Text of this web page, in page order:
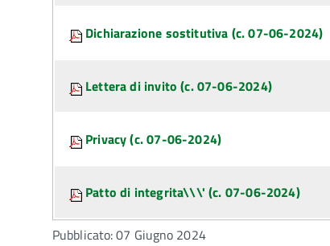
Dichiarazione sostitutiva (c. 07-06-2024)
Lettera di invito (c. 07-06-2024)
Privacy (c. 07-06-2024)
Patto di integrita\\\' (c. 07-06-2024)
Pubblicato: 07 Giugno 2024